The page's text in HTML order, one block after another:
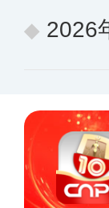
2026年